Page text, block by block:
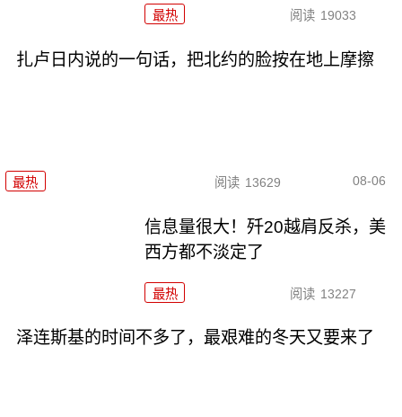
最热 阅读 19033
扎卢日内说的一句话，把北约的脸按在地上摩擦
最热 阅读 13629 08-06
信息量很大！歼20越肩反杀，美
西方都不淡定了
最热 阅读 13227
泽连斯基的时间不多了，最艰难的冬天又要来了